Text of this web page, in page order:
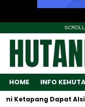
HOME INFO
Dapat Alsintan,